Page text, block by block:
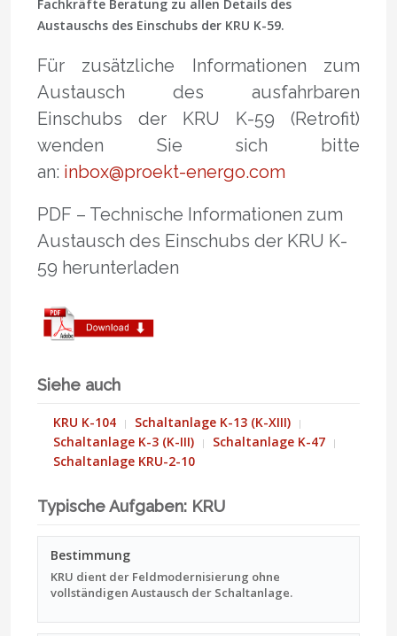
Fachkräfte Beratung zu allen Details des
Austauschs des Einschubs der KRU K-59.
Für zusätzliche Informationen zum
Austausch des ausfahrbaren
Einschubs der KRU K-59 (Retrofit)
wenden Sie sich bitte
an: inbox@proekt-energo.com
PDF – Technische Informationen zum
Austausch des Einschubs der KRU K-
59 herunterladen
Siehe auch
KRU K-104
Schaltanlage K-13 (K-XIII)
Schaltanlage K-3 (K-III)
Schaltanlage K-47
Schaltanlage KRU-2-10
Typische Aufgaben: KRU
Bestimmung
KRU dient der Feldmodernisierung ohne
vollständigen Austausch der Schaltanlage.